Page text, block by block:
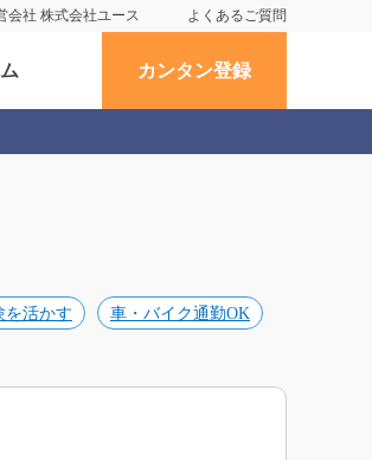
会社 株式会社ユース よくあるご質問
カンタン登録
を活かす 車・バイク通勤OK